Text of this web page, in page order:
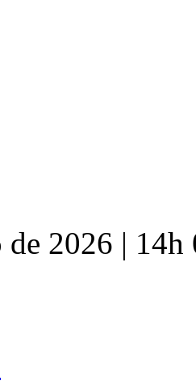
de 2026 |